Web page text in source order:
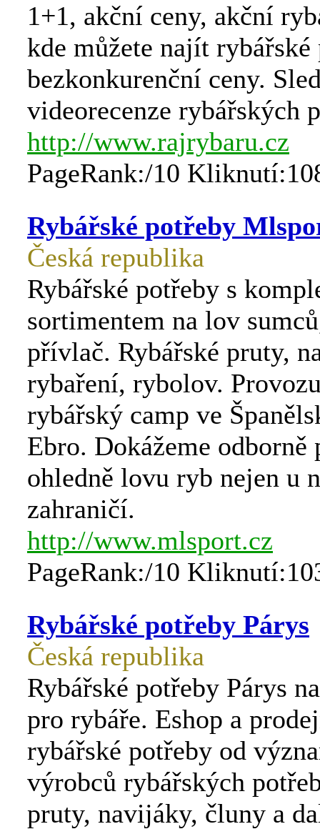
1+1, akční ceny, akční
kde můžete najít rybářské
bezkonkurenční ceny.
videorecenze rybářských
http://www.rajrybaru.cz
PageRank:/10
Rybářské potřeby
Česká republika
Rybářské potřeby s
sortimentem na lov
přívlač. Rybářské pruty,
rybaření, rybolov.
rybářský camp ve
Ebro. Dokážeme odborně
ohledně lovu ryb nejen u
zahraničí.
http://www.mlsport.cz
PageRank:/10
Rybářské potřeby Párys
Česká republika
Rybářské potřeby Párys
pro rybáře. Eshop a
rybářské potřeby od
výrobců rybářských
pruty, navijáky, čluny a